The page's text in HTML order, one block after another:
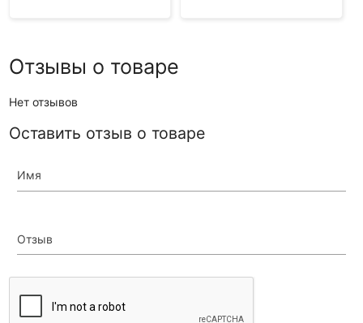
Отзывы о товаре
Нет отзывов
Оставить отзыв о товаре
Имя
Отзыв